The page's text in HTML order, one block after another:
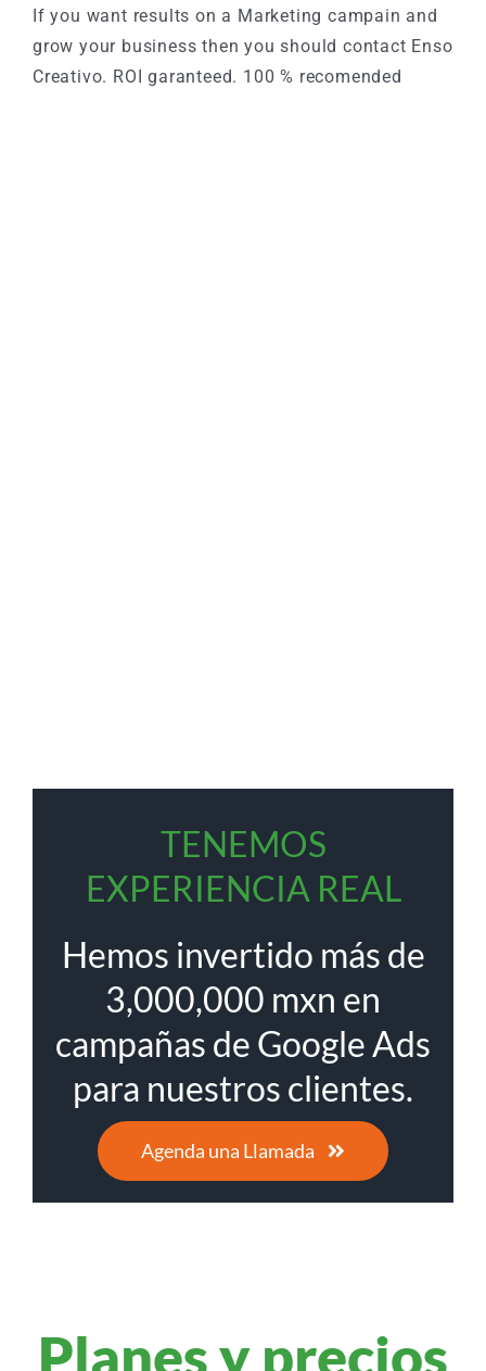
If you want results on a Marketing campain and
grow your business then you should contact Enso
Creativo. ROI garanteed. 100 % recomended
TENEMOS
EXPERIENCIA REAL
Hemos invertido más de
3,000,000 mxn en
campañas de Google Ads
para nuestros clientes.
Agenda una Llamada
Planes y precios